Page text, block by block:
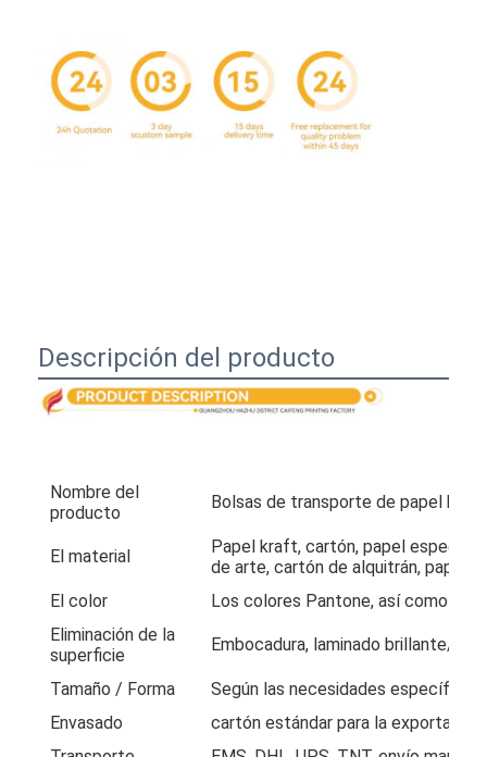
Productos
Control de calidad
Contáctenos
Noticias
Descripción del producto
Nombre del
producto
Bolsas de transporte de papel
El material
Papel kraft, cartón, papel especial,
de arte, cartón de alquitrán, papel
El color
Los colores Pantone, así como el
Eliminación de la
superficie
Embocadura, laminado brillante/
Tamaño / Forma
Según las necesidades
Envasado
cartón estándar para la exportación